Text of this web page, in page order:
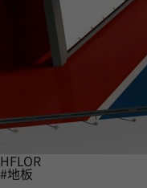
HFLOR
#地板